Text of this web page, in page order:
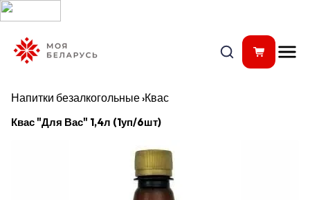
Напитки безалкогольные›Квас
Квас "Для Вас" 1,4л (1уп/6шт)